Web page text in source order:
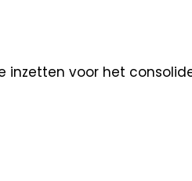
inzetten voor het